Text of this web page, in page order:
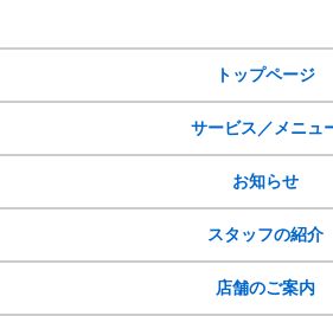
トップページ
サービス／メニュ
お知らせ
スタッフの紹介
店舗のご案内